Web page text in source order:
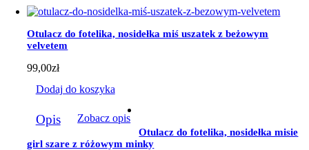
Otulacz do fotelika, nosidełka miś uszatek z beżowym
velvetem
99,00zł
Dodaj do koszyka
Opis Zobacz opis
Otulacz do fotelika, nosidełka misie
girl szare z różowym minky